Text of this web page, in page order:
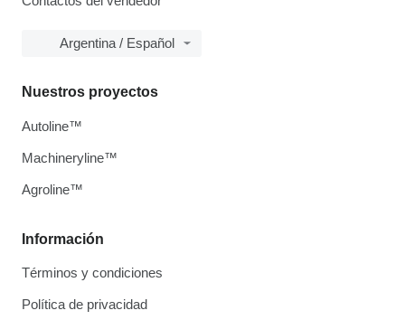
Argentina / Español
Información
Términos y condiciones
Política de privacidad
Nuestros proyectos
Autoline™
Machineryline™
Agroline™